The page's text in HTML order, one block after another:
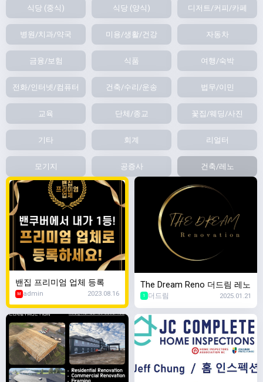
식당 (중식) 식당 (양식) 디저트/커피/카페
병원/치과/약국 미용/생활/건강 자동차
금융/보험 식품 여행/숙박
전화/인터넷/컴퓨터 건축/수리/운송 법무/이민
교육 단체/종교 꽃집/웨딩/사진
기타 회계 리얼터
모기지 공증사 건축/레노
밴집 프리미엄 업체 등록
M admin 2023.08.16
The Dream Reno 더드림 레노
1 더드림 2025.01.21